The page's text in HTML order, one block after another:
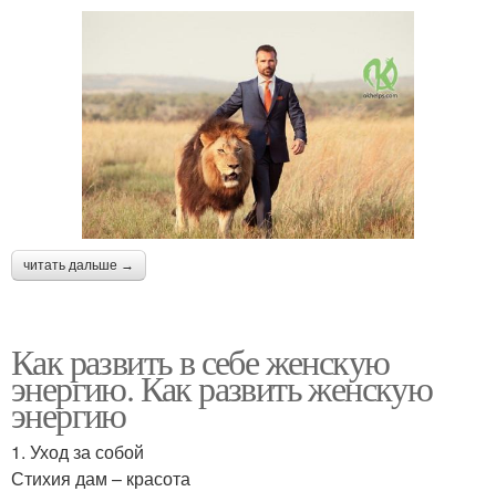
читать дальше →
Как развить в себе женскую
энергию. Как развить женскую
энергию
1. Уход за собой
Стихия дам – красота